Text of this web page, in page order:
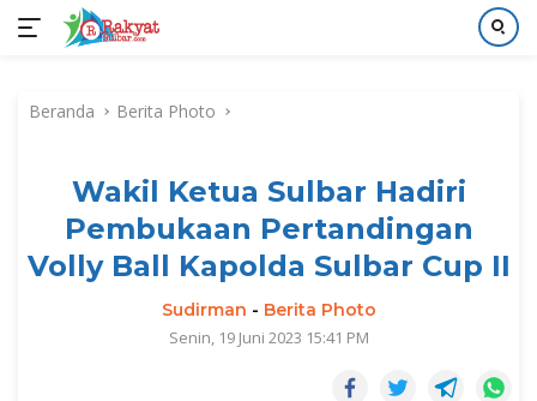
kontenBeranda Berita Photo
Wakil Ketua Sulbar Hadiri
Pembukaan Pertandingan
Volly Ball Kapolda Sulbar Cup II
Sudirman - Berita Photo
Senin, 19 Juni 2023 15:41 PM